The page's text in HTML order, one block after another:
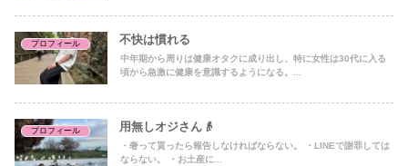
プロフィール 不快は慣れる
中年期から周りは健康オタクに成り出し、特に女性は30代に入る
頃から急激に健康を意識するようになる。...
プロフィール 用無しオジさん👴
・奢って貰ったら報告しなければならない。 ・LINEで謝罪しては
ならない。 ・お土産に...